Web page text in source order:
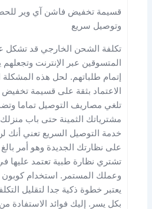
قسيمة تخفيض فاشن آي وير
وتوصيل سريع
تكلفة الشحن الخارجي قد تشكل
المتسوقين عبر الإنترنت وتجعلهم
إتمام طلباتهم. لحل هذه المشكلة
الاعتماد بثقة على قسيمة
تلغي مصاريف التوصيل تماما
مشترياتك الثمينة حتى باب
خدمة التوصيل السريع تعني أنك
على نظارتك الجديدة وهو أمر
تشتري نظارة طبية تعتمد عليها
وعملك المستمر. استخدام كوبون
يعتبر خطوة ذكية جدا لتقليل
بكل يسر. إليك فوائد